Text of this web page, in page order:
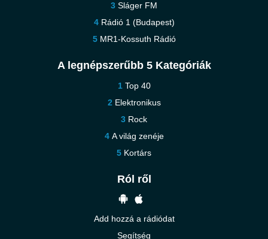
Sláger FM
Rádió 1 (Budapest)
MR1-Kossuth Rádió
A legnépszerűbb 5 Kategóriák
Top 40
Elektronikus
Rock
A világ zenéje
Kortárs
Ról ről
Add hozzá a rádiódat
Segítség